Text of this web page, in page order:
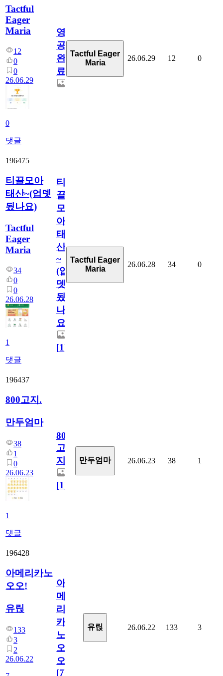
Tactful
Eager
Maria
12
0
0
26.06.29
0
댓글
영
공
완
료
Tactful Eager
Maria
26.06.29 12 0
196475
티끌모아
태산~(업뎃
됬나요)
Tactful
Eager
Maria
34
0
0
26.06.28
1
댓글
티
끌
모
아
태
산
~
(업
뎃
됬
나
요)
[1]
Tactful Eager
Maria
26.06.28 34 0
196437
800고지.
만두엄마
38
1
0
26.06.23
1
댓글
800
고
지.
[1]
만두엄마 26.06.23 38 1
196428
아메리카노
오오!
유릱
133
3
2
26.06.22
아
메
리
카
노
오
오!
[7]
유릱 26.06.22 133 3